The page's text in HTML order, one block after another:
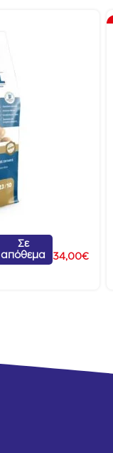
Σε
απόθεμα
34,00€